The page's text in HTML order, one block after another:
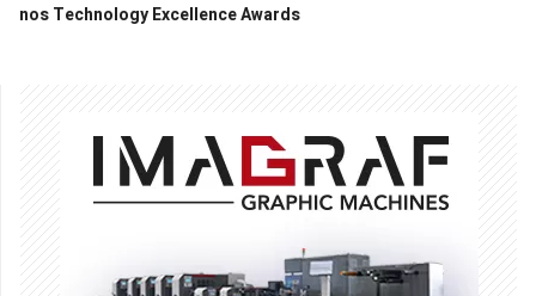
nos Technology Excellence Awards